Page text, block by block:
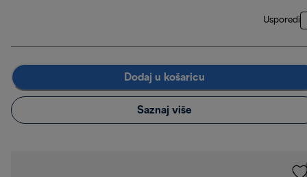
Usporedi
Dodaj u košaricu
Saznaj više